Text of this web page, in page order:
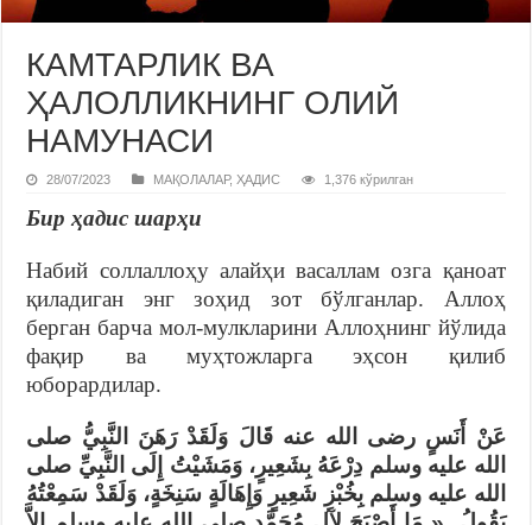
КАМТАРЛИК ВА
ҲАЛОЛЛИКНИНГ ОЛИЙ
НАМУНАСИ
28/07/2023 МАҚОЛАЛАР,ҲАДИС 1,376 кўрилган
Бир ҳадис шарҳи
Набий соллаллоҳу алайҳи васаллам озга қаноат
қиладиган энг зоҳид зот бўлганлар. Аллоҳ
берган барча мол-мулкларини Аллоҳнинг йўлида
фақир ва муҳтожларга эҳсон қилиб
юборардилар.
عَنْ أَنَسٍ رضى الله عنه قَالَ وَلَقَدْ رَهَنَ النَّبِيُّ صلى
الله عليه وسلم دِرْعَهُ بِشَعِيرٍ، وَمَشَيْتُ إِلَى النَّبِيِّ صلى
الله عليه وسلم بِخُبْزِ شَعِيرٍ وَإِهَالَةٍ سَنِخَةٍ، وَلَقَدْ سَمِعْتُهُ